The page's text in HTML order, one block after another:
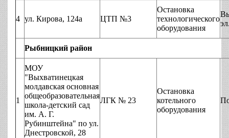
4 ул. Кирова, 124а ЦТП №3
Остановка
технологического
оборудования
Рыбницкий район
1
МОУ
"Выхватинецкая
молдавская основная
общеобразовательная
школа-детский сад
им. А. Г.
Рубинштейна" по ул.
Днестровской, 28
ЛГК № 23
Остановка
котельного
оборудования